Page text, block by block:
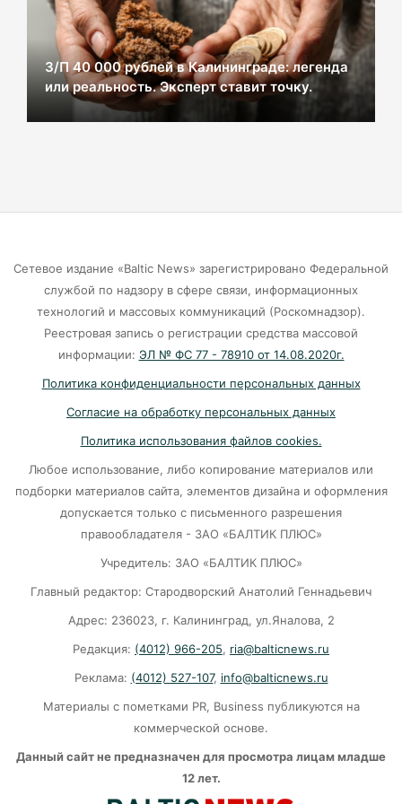
Калининграде
07-08-2026
В Калининграде из-за ямочного ремонта на К.
Маркса гибнут липы
подталкивает к депрессии
Калининград и Москва объединяются ради
07-08-2026
Убийцу участника СВО в Балтийске посадили
В Калининграде «КамАЗ» сбил скутериста
07-08-2026
Губернатор объяснил, откуда берутся пустые
колонки на заправках в Калининграде
06-08-2026
«Губернатор против ям»: Беспрозванных
требует перекроить график ремонта дорог
06-08-2026
З/П 40 000 рублей в Калининграде: легенда
или реальность. Эксперт ставит точку.
Сетевое издание «Baltic News» зарегистрировано Федеральной
службой по надзору в сфере связи, информационных
технологий и массовых коммуникаций (Роскомнадзор).
Реестровая запись о регистрации средства массовой
информации: ЭЛ № ФС 77 - 78910 от 14.08.2020г.
Политика конфиденциальности персональных данных
Согласие на обработку персональных данных
Политика использования файлов cookies.
Любое использование, либо копирование материалов или
подборки материалов сайта, элементов дизайна и оформления
допускается только с письменного разрешения
правообладателя - ЗАО «БАЛТИК ПЛЮС»
Учредитель: ЗАО «БАЛТИК ПЛЮС»
Главный редактор: Стародворский Анатолий Геннадьевич
Адрес: 236023, г. Калининград, ул.Яналова, 2
Редакция: (4012) 966-205, ria@balticnews.ru
Реклама: (4012) 527-107, info@balticnews.ru
Материалы с пометками PR, Business публикуются на
коммерческой основе.
Данный сайт не предназначен для просмотра лицам младше
12 лет.